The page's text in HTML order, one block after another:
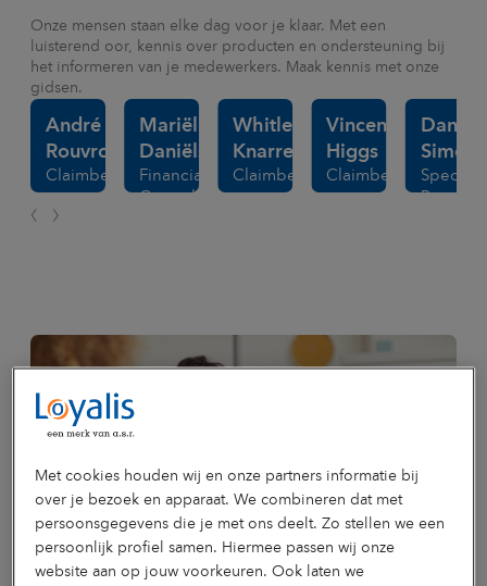
Onze mensen staan elke dag voor je klaar. Met een
luisterend oor, kennis over producten en ondersteuning bij
het informeren van je medewerkers. Maak kennis met onze
gidsen.
André
Rouvroije
Claimbehandelaar
Mariëlle
Daniëls
Financial
Whitley
Knarren
Claimbehandelaar
Vincent
Higgs
Claimbehandelaar
Simons
Met cookies houden wij en onze partners informatie bij
over je bezoek en apparaat. We combineren dat met
persoonsgegevens die je met ons deelt. Zo stellen we een
persoonlijk profiel samen. Hiermee passen wij onze
website aan op jouw voorkeuren. Ook laten we